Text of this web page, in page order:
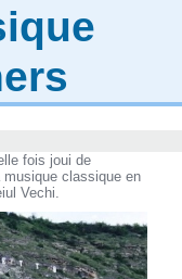
fois joui de
musique classique en
Vechi.